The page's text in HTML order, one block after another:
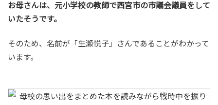
お母さんは、元小学校の教師で西宮市の市議会議員をして
いたそうです。
そのため、名前が「生瀬悦子」さんであることがわかって
います。